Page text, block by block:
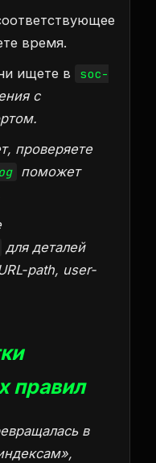
время.
ищете в
soc-
с
проверяете
поможет
для деталей
user-
правил
в